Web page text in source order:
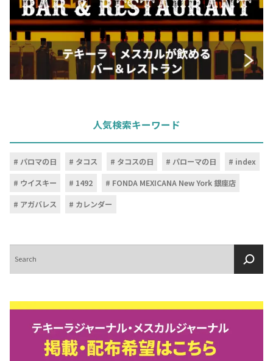
人気検索キーワード
パロマの日 タコス タコスの日 パローマの日
index
ウイスキー
1492
FONDA MEXICANA New York 銀座店
アガバレス
カレンダー
索